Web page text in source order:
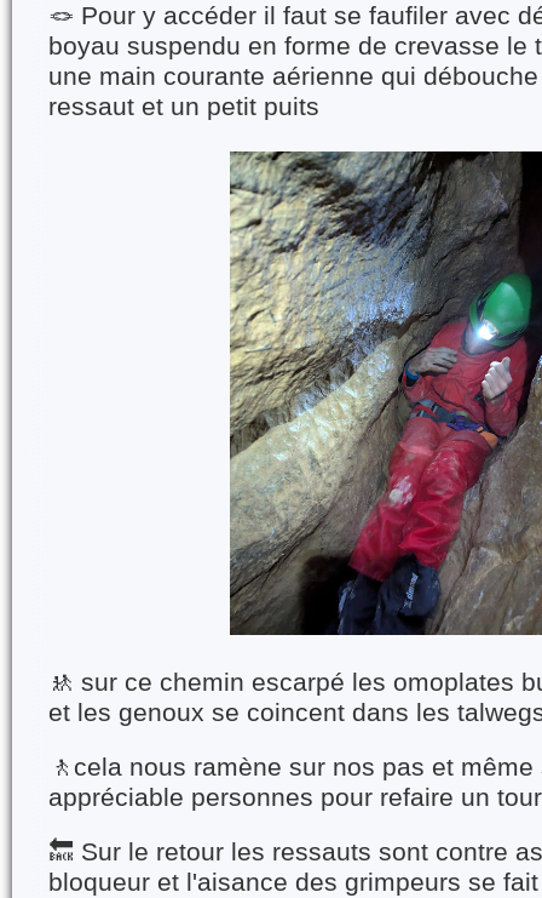
🪢 Pour y accéder il faut se faufiler avec
boyau suspendu en forme de crevasse le
une main courante aérienne qui
ressaut et un petit puits
🚸 sur ce chemin escarpé les omoplates
et les genoux se coincent dans les
🚶cela nous ramène sur nos pas et
appréciable personnes pour refaire un
🔙 Sur le retour les ressauts sont contre
bloqueur et l'aisance des grimpeurs se